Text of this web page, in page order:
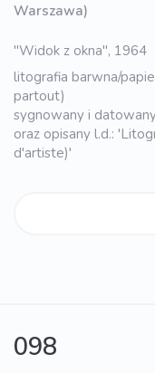
Warszawa)
"Widok z okna", 1964
litografia barwna/
partout)
sygnowany i
oraz opisany l.d.:
d'artiste)'
098